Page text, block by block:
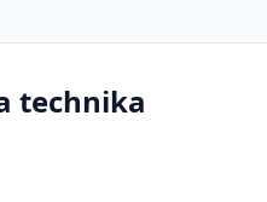
technika